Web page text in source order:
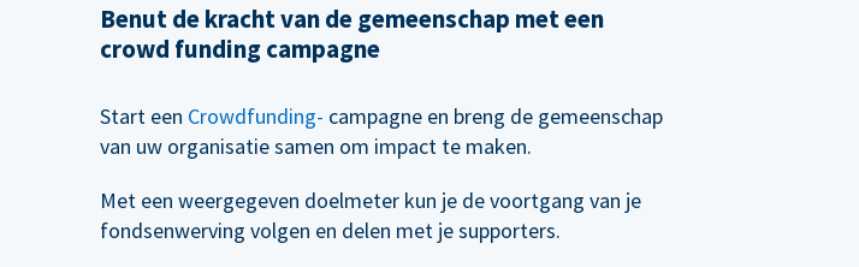
Benut de kracht van de gemeenschap met een
crowd funding campagne
Start een Crowdfunding- campagne en breng de gemeenschap
van uw organisatie samen om impact te maken.
Met een weergegeven doelmeter kun je de voortgang van je
fondsenwerving volgen en delen met je supporters.